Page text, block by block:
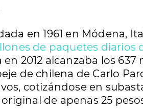
en 1961 en Módena,
de paquetes diarios
2012 alcanzaba los 637
de chilena de Carlo
cotizándose en
de apenas 25